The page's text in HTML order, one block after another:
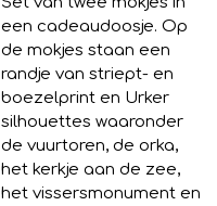
een cadeaudoosje. Op
de mokjes staan een
randje van striept- en
boezelprint en Urker
silhouettes waaronder
de vuurtoren, de orka,
het kerkje aan de zee,
het vissersmonument en